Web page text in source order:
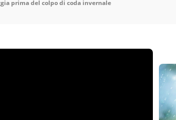
prima del colpo di coda invernale